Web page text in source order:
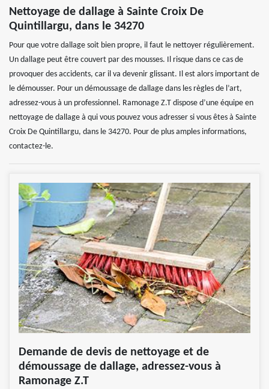
Nettoyage de dallage à Sainte Croix De
Quintillargu, dans le 34270
Pour que votre dallage soit bien propre, il faut le nettoyer régulièrement.
Un dallage peut être couvert par des mousses. Il risque dans ce cas de
provoquer des accidents, car il va devenir glissant. Il est alors important de
le démousser. Pour un démoussage de dallage dans les règles de l’art,
adressez-vous à un professionnel. Ramonage Z.T dispose d’une équipe en
nettoyage de dallage à qui vous pouvez vous adresser si vous êtes à Sainte
Croix De Quintillargu, dans le 34270. Pour de plus amples informations,
contactez-le.
Demande de devis de nettoyage et de
démoussage de dallage, adressez-vous à
Ramonage Z.T